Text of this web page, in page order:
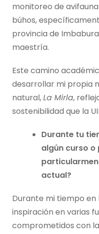
monitoreo de
búhos,
provincia de
maestría.
Este camino
desarrollar mi propia
natural,La Mirla,
sostenibilidad que la
Durante tu
algún curso
actual?
Durante mi tiempo en
inspiración en varias
comprometidos con